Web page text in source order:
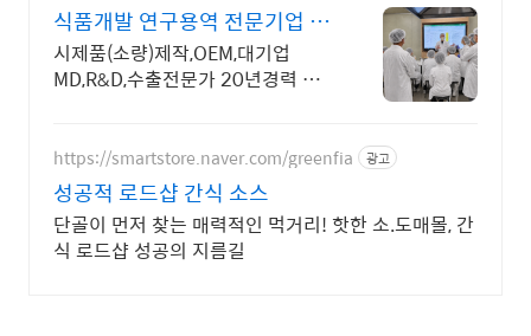
식품개발 연구용역 전문기업 소
스의 혁신, 오픈소스랩
시제품(소량)제작,OEM,대기업
MD,R&D,수출전문가 20년경력 소
https://smartstore.naver.com/greenfia 광고
성공적 로드샵 간식 소스
단골이 먼저 찾는 매력적인 먹거리! 핫한 소.도매몰, 간
식 로드샵 성공의 지름길